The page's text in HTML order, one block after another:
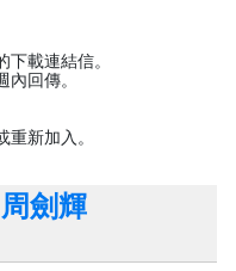
載連結信。
回傳。
新加入。
周劍輝